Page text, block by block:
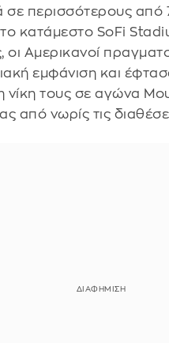
σε περισσότερους από
κατάμεστο SoFi
οι Αμερικανοί
εμφάνιση και
νίκη τους σε αγώνα
από νωρίς τις